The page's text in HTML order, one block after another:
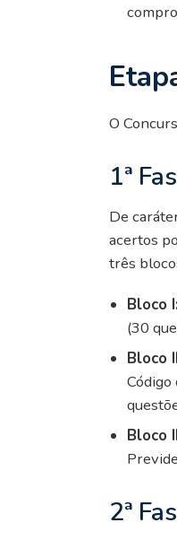
O
1ª
De
acertos
três
Bloco I:
(30
Bloco
Código
Bloco
2ª